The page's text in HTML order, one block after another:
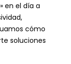
en el día a
cómo
soluciones